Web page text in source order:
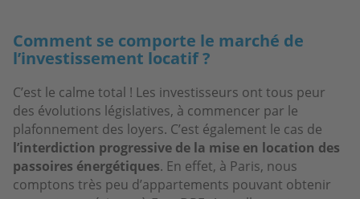
Comment se comporte le marché de
l’investissement locatif ?
C’est le calme total ! Les investisseurs ont tous peur
des évolutions législatives, à commencer par le
plafonnement des loyers. C’est également le cas de
l’interdiction progressive de la mise en location des
passoires énergétiques. En effet, à Paris, nous
comptons très peu d’appartements pouvant obtenir